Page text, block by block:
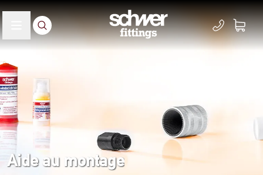
Aide au montage